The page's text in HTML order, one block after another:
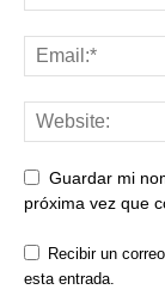
Guardar mi
próxima vez que
Recibir un
esta entrada.